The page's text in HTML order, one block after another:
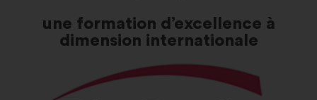
une formation d’excellence à
dimension internationale